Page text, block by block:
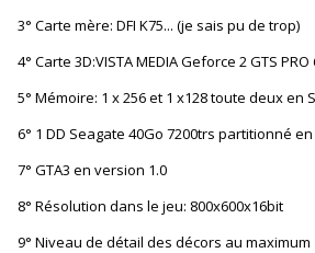
3° Carte mère: DFI K75... (je sais pu de trop)
4° Carte 3D:VISTA MEDIA Geforce 2 GTS PRO
5° Mémoire: 1 x 256 et 1 x128 toute deux en
6° 1 DD Seagate 40Go 7200trs partitionné
7° GTA3 en version 1.0
8° Résolution dans le jeu: 800x600x16bit
9° Niveau de détail des décors au maximum